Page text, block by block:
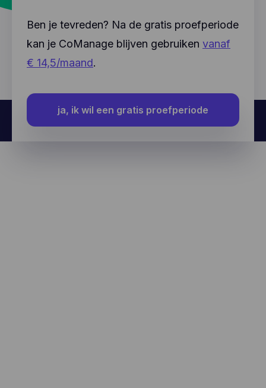
Ben je tevreden? Na de gratis proefperiode
kan je CoManage blijven gebruiken vanaf
€ 14,5/maand.
ja, ik wil een gratis proefperiode